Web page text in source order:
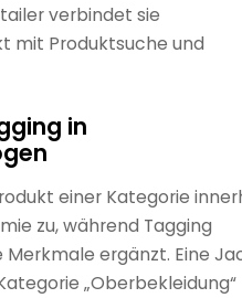
verbindet sie
mit Produktsuche und
in
einer Kategorie
zu, während Tagging
ergänzt. Eine